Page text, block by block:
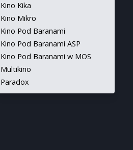
Kino Kika
Kino Mikro
Kino Pod Baranami
Kino Pod Baranami ASP
Kino Pod Baranami w MOS
Multikino
Paradox